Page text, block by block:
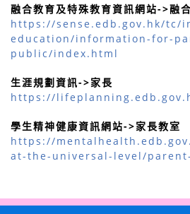
融合教育及特殊教育資訊網站->融
https://sense.edb.gov.hk/tc/
education/information-for-
public/index.html
生涯規劃資訊->家長
https://
學生精神健康資訊網站->家長教室
https://
at-the-universal-level/